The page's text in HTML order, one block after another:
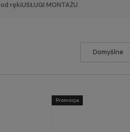
rękiUSŁUGI MONTAŻU
Promocja